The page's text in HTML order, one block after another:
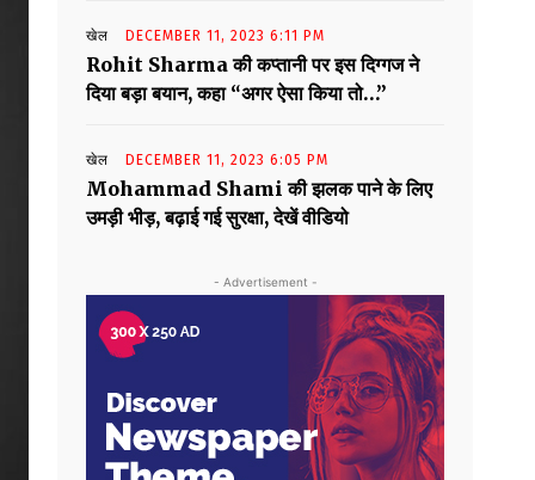
खेल DECEMBER 11, 2023 6:11 PM
Rohit Sharma की कप्तानी पर इस दिग्गज ने
दिया बड़ा बयान, कहा “अगर ऐसा किया तो…”
खेल DECEMBER 11, 2023 6:05 PM
Mohammad Shami की झलक पाने के लिए
उमड़ी भीड़, बढ़ाई गई सुरक्षा, देखें वीडियो
- Advertisement -